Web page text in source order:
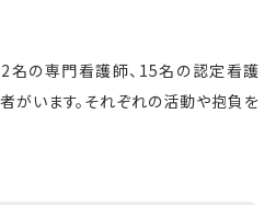
名の専門看護師、15名の認定看護
がいます。それぞれの活動や抱負を